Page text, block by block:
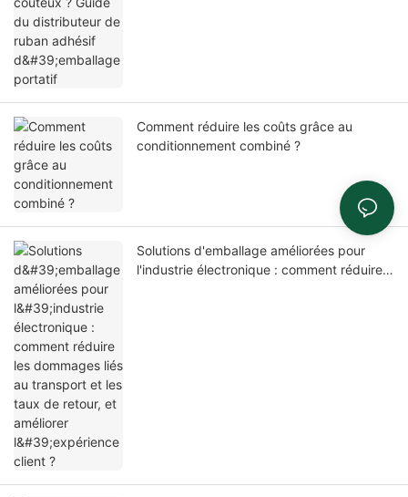
Comment réduire les coûts grâce au
conditionnement combiné ?
Solutions d'emballage améliorées pour
l'industrie électronique : comment réduire